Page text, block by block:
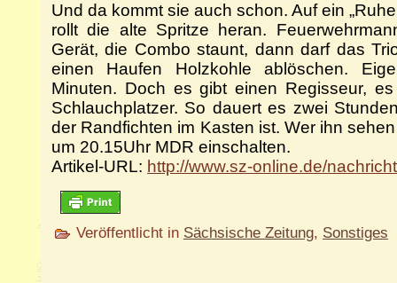
Und da kommt sie auch schon. Auf ein
rollt die alte Spritze heran.
Gerät, die Combo staunt, dann darf das
einen Haufen Holzkohle ablöschen.
Minuten. Doch es gibt einen Regisseur,
Schlauchplatzer. So dauert es zwei
der Randfichten im Kasten ist. Wer ihn
um 20.15Uhr MDR einschalten.
Artikel-URL: http://www.sz-online.de/
Veröffentlicht in Sächsische Zeitung, Sonstiges